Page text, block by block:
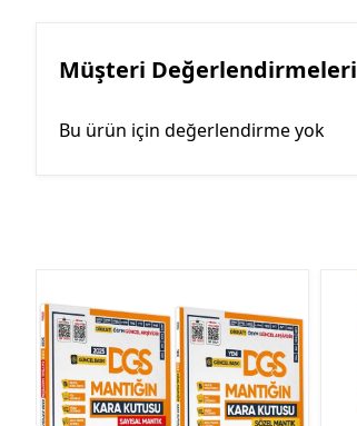
Müşteri Değerlendirmeleri
Bu ürün için değerlendirme yok